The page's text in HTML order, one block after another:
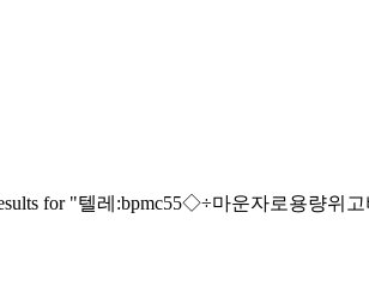
for "텔레:bpmc55◇÷마운자로용량위